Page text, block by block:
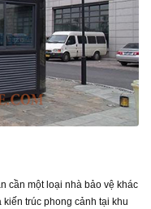
cần một loại nhà bảo vệ khác
trúc phong cảnh tại khu